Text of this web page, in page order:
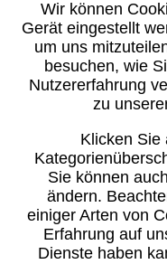
Wir können
Gerät eingestellt
um uns
besuchen, wie
Nutzererfahrung
zu
Klicken Sie
Sie können
ändern.
einiger Arten von
Erfahrung auf
Dienste haben